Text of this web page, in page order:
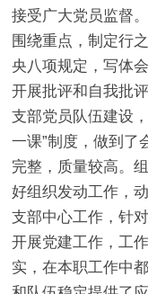
接受广大党员监督
围绕重点，制定行
央八项规定，写体
开展批评和自我批
支部党员队伍建设
一课”制度，做到了
完整，质量较高。
好组织发动工作，
支部中心工作，针
开展党建工作，工
实，在本职工作中